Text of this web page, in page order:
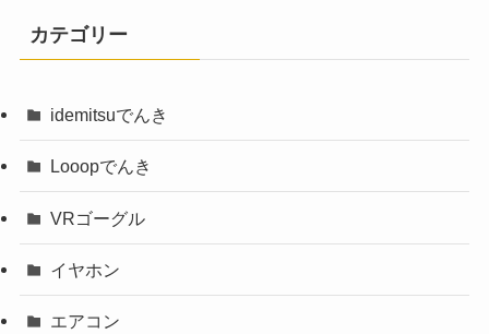
カテゴリー
idemitsuでんき
Looopでんき
VRゴーグル
イヤホン
エアコン